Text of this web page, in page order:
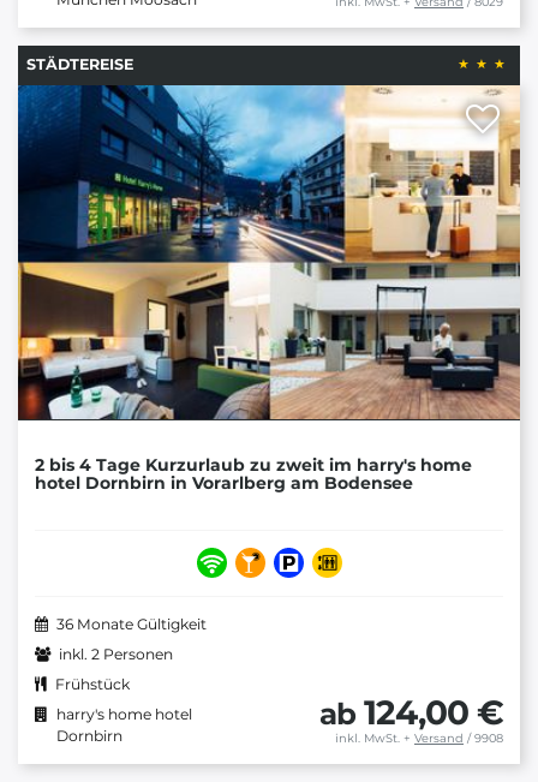
STÄDTEREISE
2 bis 4 Tage Kurzurlaub zu zweit im harry's home
hotel Dornbirn in Vorarlberg am Bodensee
36 Monate Gültigkeit
inkl. 2 Personen
Frühstück
harry's home hotel
Dornbirn
ab 124,00 €
inkl. MwSt. + Versand / 9908